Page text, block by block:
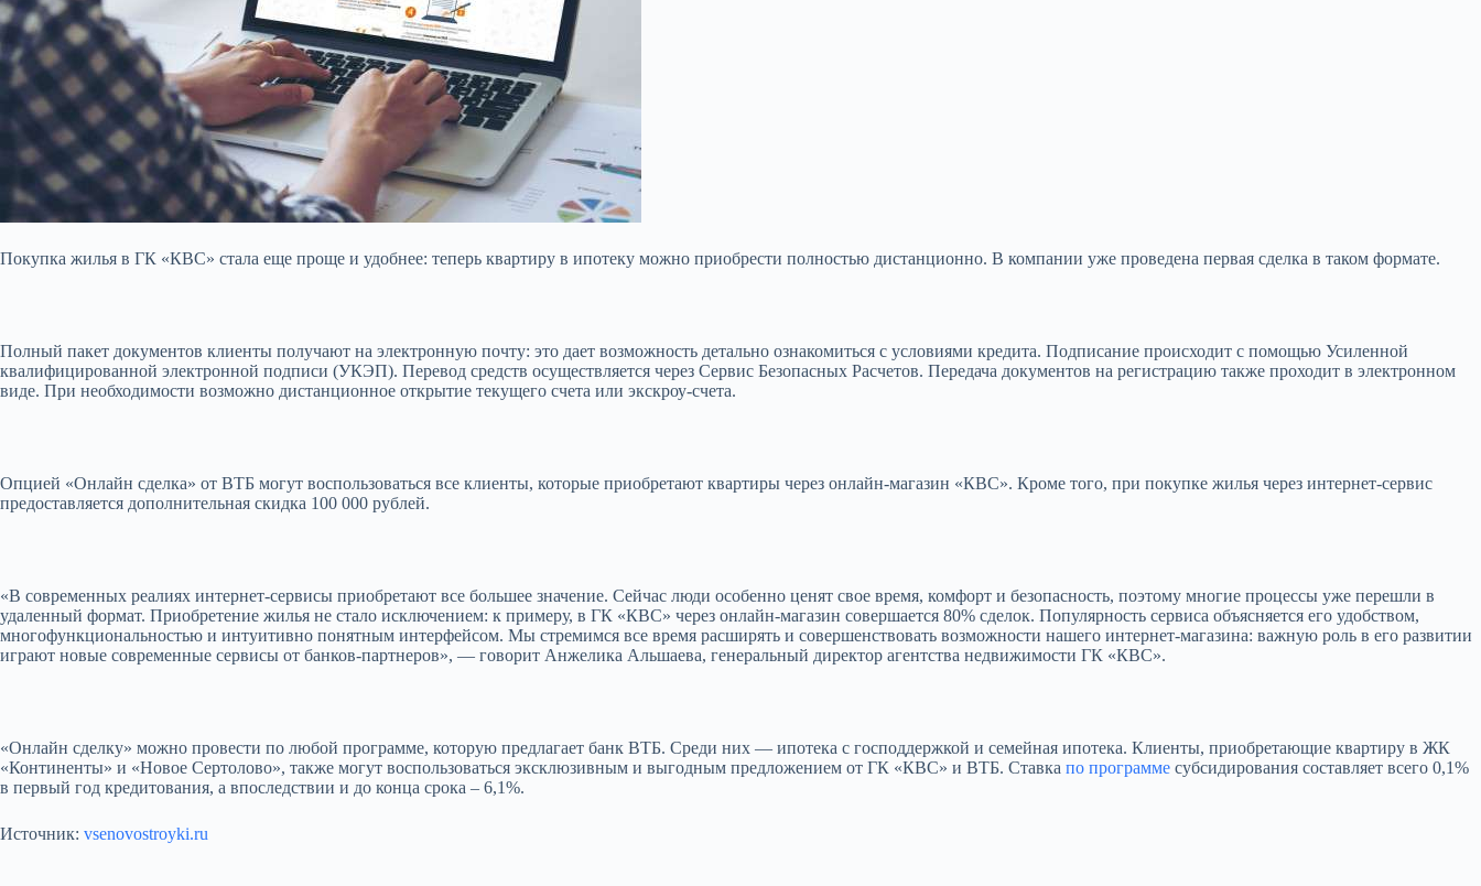
Покупка жилья в ГК «КВС» стала еще проще и удобнее: теперь квартиру в ипотеку можно приобрести полностью дистанционно. В компании уже проведена первая сделка в таком формате.
Полный пакет документов клиенты получают на электронную почту: это дает возможность детально ознакомиться с условиями кредита. Подписание происходит с помощью Усиленной
квалифицированной электронной подписи (УКЭП). Перевод средств осуществляется через Сервис Безопасных Расчетов. Передача документов на регистрацию также проходит в электронном
виде. При необходимости возможно дистанционное открытие текущего счета или экскроу-счета.
Опцией «Онлайн сделка» от ВТБ могут воспользоваться все клиенты, которые приобретают квартиры через онлайн-магазин «КВС». Кроме того, при покупке жилья через интернет-сервис
предоставляется дополнительная скидка 100 000 рублей.
«В современных реалиях интернет-сервисы приобретают все большее значение. Сейчас люди особенно ценят свое время, комфорт и безопасность, поэтому многие процессы уже перешли в
удаленный формат. Приобретение жилья не стало исключением: к примеру, в ГК «КВС» через онлайн-магазин совершается 80% сделок. Популярность сервиса объясняется его удобством,
многофункциональностью и интуитивно понятным интерфейсом. Мы стремимся все время расширять и совершенствовать возможности нашего интернет-магазина: важную роль в его развитии
играют новые современные сервисы от банков-партнеров», — говорит Анжелика Альшаева, генеральный директор агентства недвижимости ГК «КВС».
«Онлайн сделку» можно провести по любой программе, которую предлагает банк ВТБ. Среди них — ипотека с господдержкой и семейная ипотека. Клиенты, приобретающие квартиру в ЖК
«Континенты» и «Новое Сертолово», также могут воспользоваться эксклюзивным и выгодным предложением от ГК «КВС» и ВТБ. Ставка по программе субсидирования составляет всего 0,1%
в первый год кредитования, а впоследствии и до конца срока – 6,1%.
Источник: vsenovostroyki.ru